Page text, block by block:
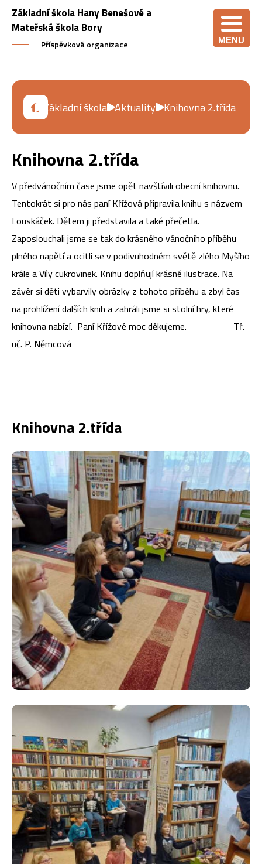
Základní škola Hany Benešové a
Mateřská škola Bory
Příspěvková organizace MENU
Základní škola Aktuality Knihovna 2.třída
Knihovna 2.třída
V předvánočním čase jsme opět navštívili obecní knihovnu.
Tentokrát si pro nás paní Křížová připravila knihu s názvem
Louskáček. Dětem ji představila a také přečetla.
Zaposlouchali jsme se tak do krásného vánočního příběhu
plného napětí a ocitli se v podivuhodném světě zlého Myšího
krále a Víly cukrovinek. Knihu doplňují krásné ilustrace. Na
závěr si děti vybarvily obrázky z tohoto příběhu a zbyl čas
na prohlížení dalších knih a zahráli jsme si stolní hry, které
knihovna nabízí. Paní Křížové moc děkujeme. Tř.
uč. P. Němcová
Knihovna 2.třída